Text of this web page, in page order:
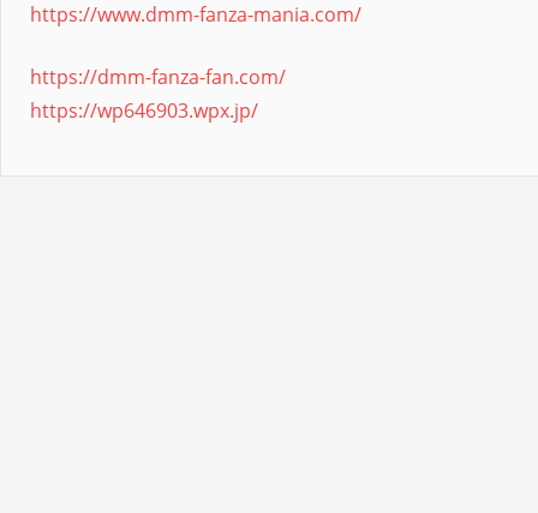
https://www.dmm-fanza-mania.com/
https://dmm-fanza-fan.com/
https://wp646903.wpx.jp/